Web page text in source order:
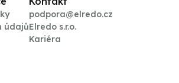
údajů
podpora@elredo.cz
Elredo s.r.o.
Kariéra